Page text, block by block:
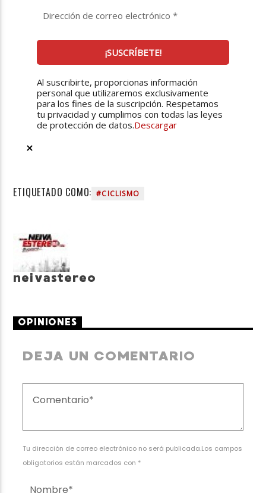
Al suscribirte, proporcionas información
personal que utilizaremos exclusivamente
para los fines de la suscripción. Respetamos
tu privacidad y cumplimos con todas las leyes
de protección de datos.Descargar
ETIQUETADO COMO: #CICLISMO
neivastereo
OPINIONES
DEJA UN COMENTARIO
Tu dirección de correo electrónico no será publicada.Los campos
obligatorios están marcados con *